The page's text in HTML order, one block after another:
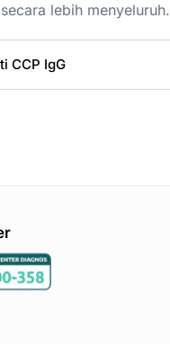
lebih menyeluruh.
CCP IgG